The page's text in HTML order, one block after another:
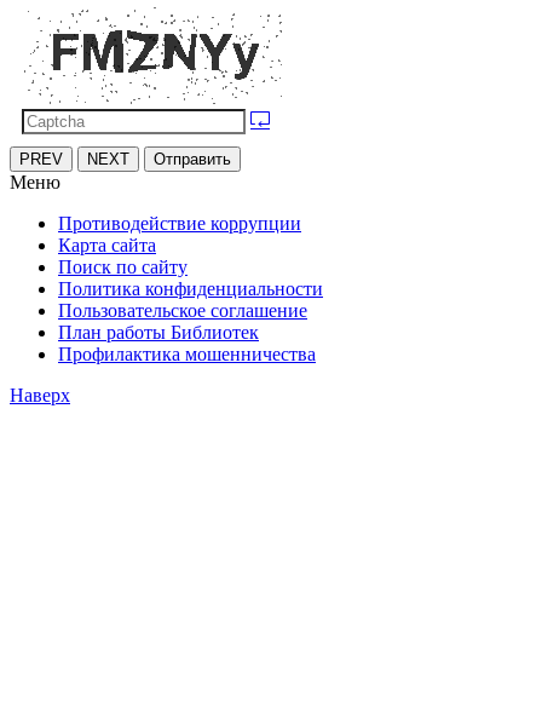
PREV NEXT Отправить
Меню
Противодействие коррупции
Карта сайта
Поиск по сайту
Политика конфиденциальности
Пользовательское соглашение
План работы Библиотек
Профилактика мошенничества
Наверх